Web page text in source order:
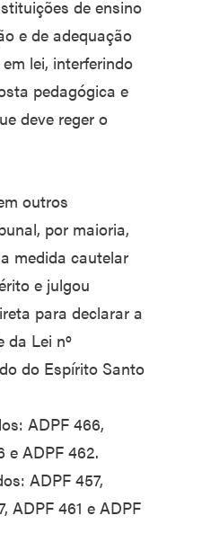
de ensino
e de adequação
lei, interferindo
pedagógica e
deve reger o
outros
por maioria,
medida cautelar
e julgou
para declarar a
da Lei nº
do Espírito Santo
ADPF 466,
e ADPF 462.
ADPF 457,
ADPF 461 e ADPF